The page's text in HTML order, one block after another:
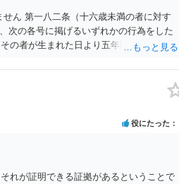
ん 第一八二条（十六歳未満の者に対す
次の各号に掲げるいずれかの行為をした
の者が生まれた日より五年以上前の日に
ず、反復して面会を要求すること。 三
面会を要求すること。 2前項の罪を犯
役にたった
れが証明できる証拠があるということで